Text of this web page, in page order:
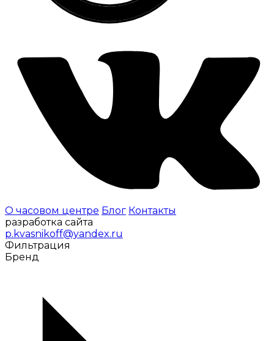
О часовом центре Блог Контакты
разработка сайта
p.kvasnikoff@yandex.ru
Фильтрация
Бренд